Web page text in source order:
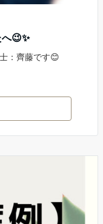
😉✨
：齊藤です😊